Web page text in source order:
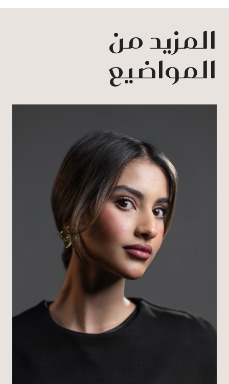
المزيد من
المواضيع